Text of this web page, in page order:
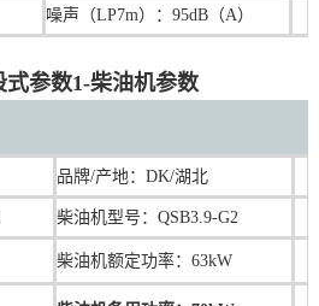
噪声（LP7m）：95dB（A）
式参数1-柴油机参数
品牌/产地： DK/湖北
柴油机型号：QSB3.9-G2
柴油机额定功率：63kW